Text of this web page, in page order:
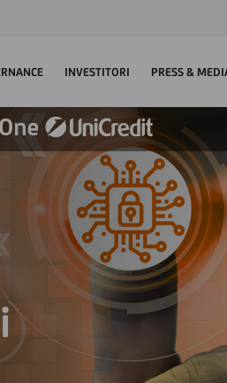
INVESTITORI PRESS &